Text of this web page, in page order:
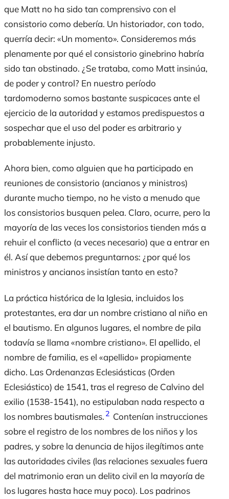
que Matt no ha sido tan comprensivo con el
consistorio como debería. Un historiador, con todo,
querría decir: «Un momento». Consideremos más
plenamente por qué el consistorio ginebrino habría
sido tan obstinado. ¿Se trataba, como Matt insinúa,
de poder y control? En nuestro período
tardomoderno somos bastante suspicaces ante el
ejercicio de la autoridad y estamos predispuestos a
sospechar que el uso del poder es arbitrario y
probablemente injusto.
Ahora bien, como alguien que ha participado en
reuniones de consistorio (ancianos y ministros)
durante mucho tiempo, no he visto a menudo que
los consistorios busquen pelea. Claro, ocurre, pero la
mayoría de las veces los consistorios tienden más a
rehuir el conflicto (a veces necesario) que a entrar en
él. Así que debemos preguntarnos: ¿por qué los
ministros y ancianos insistían tanto en esto?
La práctica histórica de la Iglesia, incluidos los
protestantes, era dar un nombre cristiano al niño en
el bautismo. En algunos lugares, el nombre de pila
todavía se llama «nombre cristiano». El apellido, el
nombre de familia, es el «apellido» propiamente
dicho. Las Ordenanzas Eclesiásticas (Orden
Eclesiástico) de 1541, tras el regreso de Calvino del
exilio (1538-1541), no estipulaban nada respecto a
los nombres bautismales. 2 Contenían instrucciones
sobre el registro de los nombres de los niños y los
padres, y sobre la denuncia de hijos ilegítimos ante
las autoridades civiles (las relaciones sexuales fuera
del matrimonio eran un delito civil en la mayoría de
los lugares hasta hace muy poco). Los padrinos